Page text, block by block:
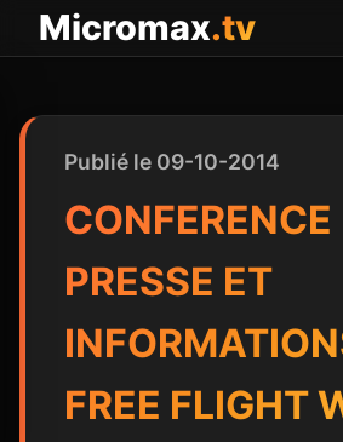
Micromax.tv
Publié le 09-10-2014
CONFERENCE
PRESSE ET
FREE FLIGHT
Panneau de gestion des cookies